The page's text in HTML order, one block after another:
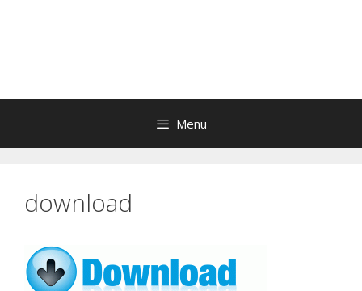
Menu
download